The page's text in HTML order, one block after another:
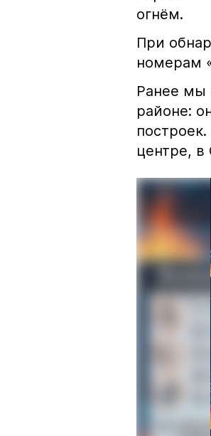
огнём.
При
номерам
Ранее мы
районе:
центре, в